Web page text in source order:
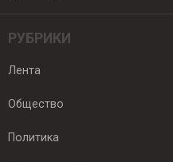
РУБРИКИ
Лента
Общество
Политика